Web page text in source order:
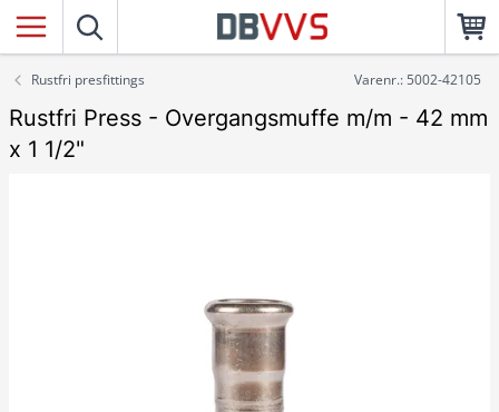
Rustfri presfittings Varenr.: 5002-42105
Rustfri Press - Overgangsmuffe m/m - 42 mm
x 1 1/2"